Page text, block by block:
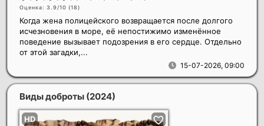
Оценка: 3.9/10 (18)
15-07-2026, 09:00
Когда жена полицейского возвращается после долгого
исчезновения в море, её непостижимо изменённое
поведение вызывает подозрения в его сердце. Отдельно
от этой загадки,...
Виды доброты (2024)